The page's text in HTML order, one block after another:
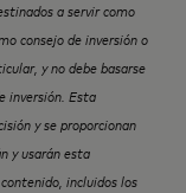
a servir como
consejo de inversión o
y no debe basarse
inversión. Esta
y se proporcionan
n y usarán esta
incluidos los